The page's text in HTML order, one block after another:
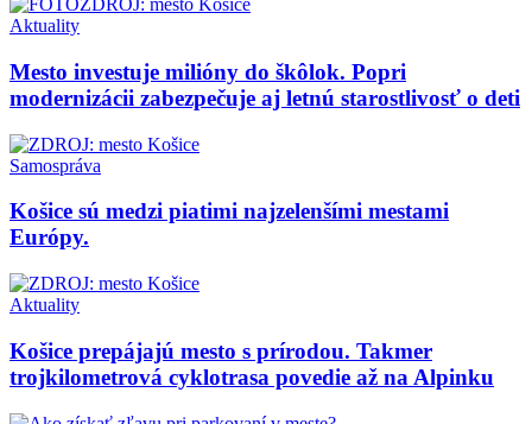
Aktuality
Mesto investuje milióny do škôlok. Popri
modernizácii zabezpečuje aj letnú starostlivosť o deti
Samospráva
Košice sú medzi piatimi najzelenšími mestami
Európy.
Aktuality
Košice prepájajú mesto s prírodou. Takmer
trojkilometrová cyklotrasa povedie až na Alpinku